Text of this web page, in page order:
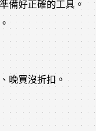
備好正確的工具。
晚買沒折扣。